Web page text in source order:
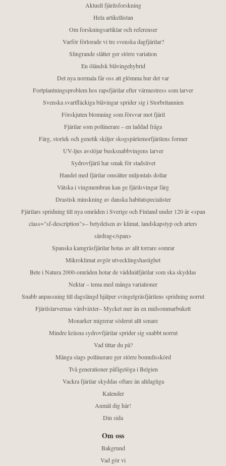
Aktuell fjärilsforskning
Hela artikellistan
Om forskningsartiklar och referenser
Varför förlorade vi tre svenska dagfjärilar?
Slingrande slåtter ger större variation
En öländsk blåvingehybrid
Det nya normala får oss att glömma hur det var
Fortplantningsproblem hos rapsfjärilar efter värmestress som larver
Svenska svartfläckiga blåvingar sprider sig i Storbritannien
Förskjuten blomning som försvar mot fjäril
Fjärilar som pollinerare – en laddad fråga
Färg, storlek och genetik skiljer skogspärlemorfjärilens former
UV-ljus avslöjar busksnabbvingens larver
Sydrovfjäril har smak för stadslivet
Handel med fjärilar omsätter miljontals dollar
Vätska i vingmembran kan ge fjärilsvingar färg
Drastisk minskning av danska habitatspecialister
Fjärilars spridning till nya områden i Sverige och Finland under 120 år <span
class="sf-description">– betydelsen av klimat, landskapstyp och arters
särdrag</span>
Spanska kamgräsfjärilar hotas av allt torrare somrar
Mikroklimat avgör utvecklingshastighet
Bete i Natura 2000-områden hotar de väddnätfjärilar som ska skyddas
Nektar – tema med många variationer
Snabb anpassning till dagslängd hjälper svingelgräsfjärilens spridning norrut
Fjärilslarvernas värdväxter– Mycket mer än en midsommarbukett
Monarker migrerar söderut allt senare
Mindre kräsna sydrovfjärilar sprider sig snabbt norrut
Vad tittar du på?
Många slags pollinerare ger större bomullsskörd
Två generationer påfågelöga i Belgien
Vackra fjärilar skyddas oftare än alldagliga
Kalender
Anmäl dig här!
Din sida
Om oss
Bakgrund
Vad gör vi